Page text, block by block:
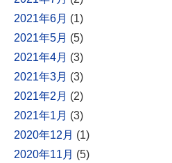
2021年6月 (1)
2021年5月 (5)
2021年4月 (3)
2021年3月 (3)
2021年2月 (2)
2021年1月 (3)
2020年12月 (1)
2020年11月 (5)